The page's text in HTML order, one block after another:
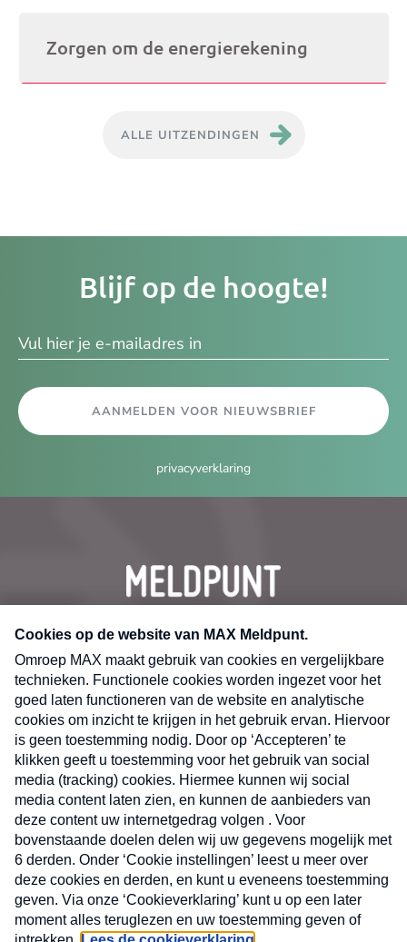
Zorgen om de energierekening
ALLE UITZENDINGEN
Blijf op de hoogte!
AANMELDEN VOOR NIEUWSBRIEF
privacyverklaring
CONTACT
Volg ons op
X
Nieuwsbrief
Neem hier een gratis abonnement op de MAX
Consumenten nieuwsbrief. Elke maandag en